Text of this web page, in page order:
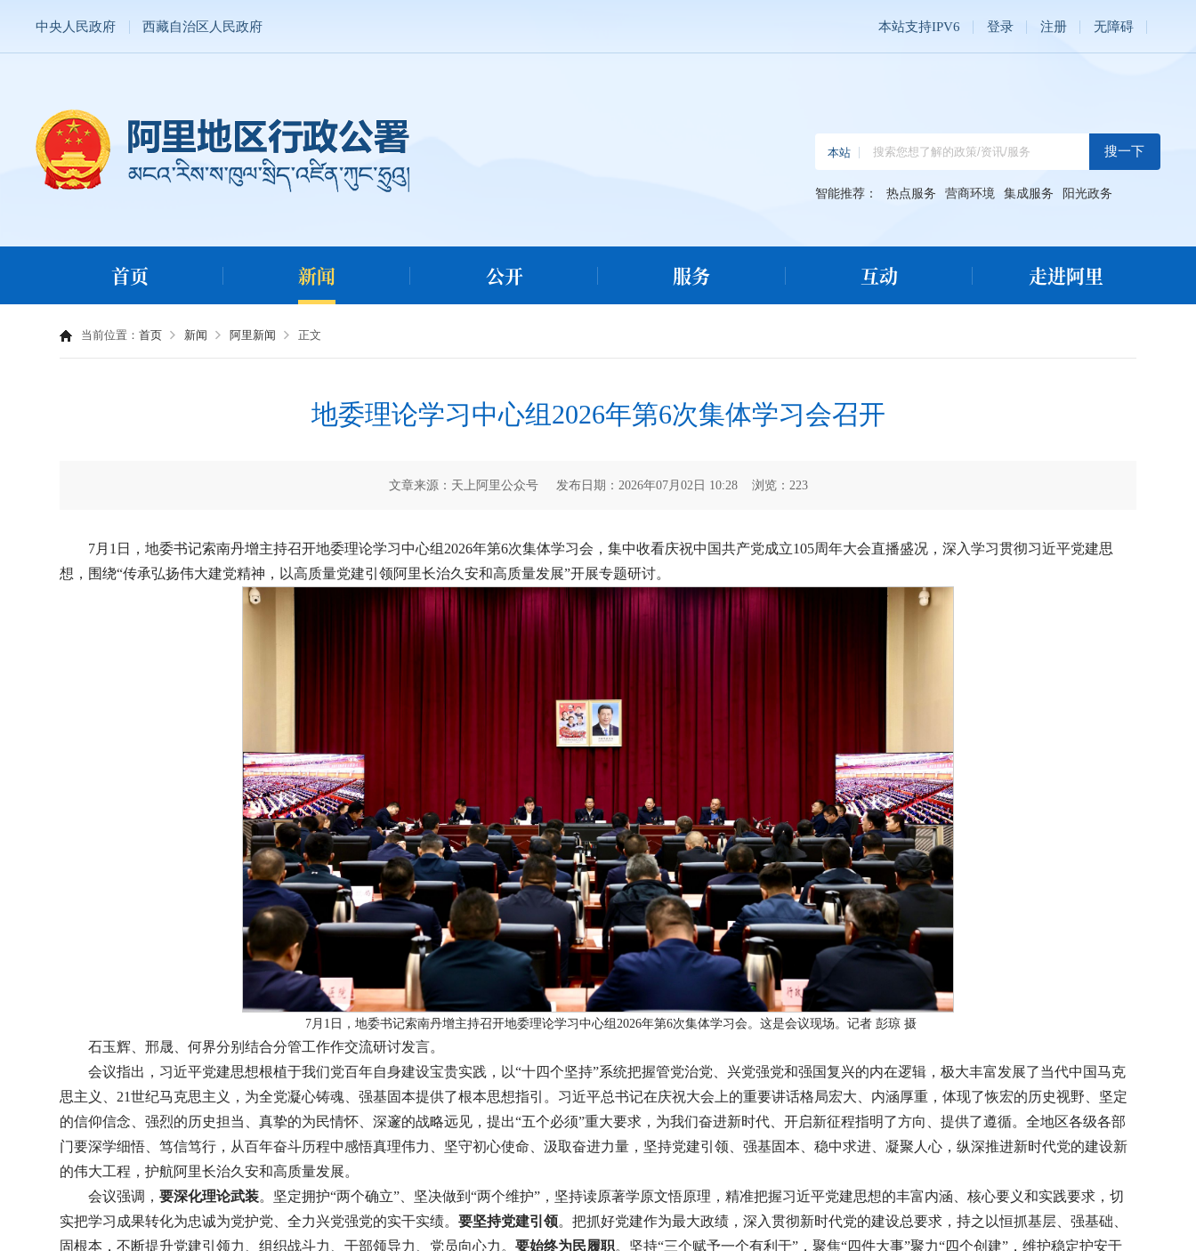
中央人民政府 西藏自治区人民政府 本站支持IPV6 登录 注册 无障碍
智能推荐： 热点服务 营商环境 集成服务 阳光政务
首页 新闻 公开 服务 互动 走进阿里
当前位置：首页 新闻 阿里新闻 正文
地委理论学习中心组2026年第6次集体学习会召开
文章来源：天上阿里公众号 发布日期：2026年07月02日 10:28 浏览： 223
7月1日，地委书记索南丹增主持召开地委理论学习中心组2026年第6次集体学习会，集中收看庆祝中国共产党成立105周年大会直播盛况，深入学习贯彻习近平党建思
想，围绕“传承弘扬伟大建党精神，以高质量党建引领阿里长治久安和高质量发展”开展专题研讨。
7月1日，地委书记索南丹增主持召开地委理论学习中心组2026年第6次集体学习会。这是会议现场。记者 彭琼 摄
石玉辉、邢晟、何界分别结合分管工作作交流研讨发言。
会议指出，习近平党建思想根植于我们党百年自身建设宝贵实践，以“十四个坚持”系统把握管党治党、兴党强党和强国复兴的内在逻辑，极大丰富发展了当代中国马克
思主义、21世纪马克思主义，为全党凝心铸魂、强基固本提供了根本思想指引。习近平总书记在庆祝大会上的重要讲话格局宏大、内涵厚重，体现了恢宏的历史视野、坚定
的信仰信念、强烈的历史担当、真挚的为民情怀、深邃的战略远见，提出“五个必须”重大要求，为我们奋进新时代、开启新征程指明了方向、提供了遵循。全地区各级各部
门要深学细悟、笃信笃行，从百年奋斗历程中感悟真理伟力、坚守初心使命、汲取奋进力量，坚持党建引领、强基固本、稳中求进、凝聚人心，纵深推进新时代党的建设新
的伟大工程，护航阿里长治久安和高质量发展。
会议强调，要深化理论武装。坚定拥护“两个确立”、坚决做到“两个维护”，坚持读原著学原文悟原理，精准把握习近平党建思想的丰富内涵、核心要义和实践要求，切
实把学习成果转化为忠诚为党护党、全力兴党强党的实干实绩。要坚持党建引领。把抓好党建作为最大政绩，深入贯彻新时代党的建设总要求，持之以恒抓基层、强基础、
固根本，不断提升党建引领力、组织战斗力、干部领导力、党员向心力。要始终为民履职。坚持“三个赋予一个有利于”，聚焦“四件大事”聚力“四个创建”，维护稳定护安于